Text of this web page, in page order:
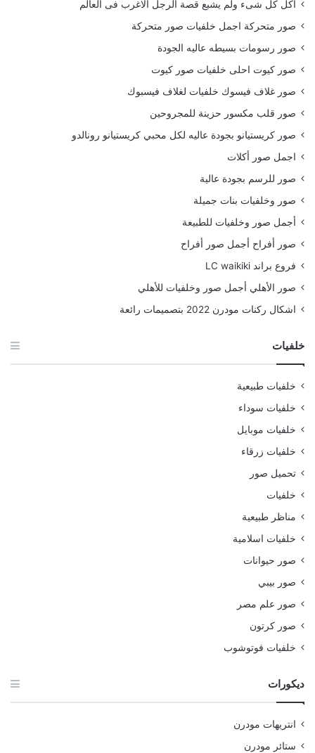
أكل كل شىء ولم يشبع قصة الرجل الاغرب فى العالم
صور متحركة اجمل خلفيات صور متحركة
صور رسومات بسيطه عاليه الجودة
صور كيوت احلى خلفيات صور كيوت
صور غلاف فيسوك خلفيات لغلاف فيسبوك
صور قلب مكسور حزينة للمجروحين
صور كريستيانو بجودة عاليه لكل محبي كريستيانو رونالدو
اجمل صور أكلات
صور للرسم بجودة عالية
صور وخلفيات بنات جميلة
أجمل صور وخلفيات للطبيعة
صور أفراح أجمل صور أفراح
فروع براند LC waikiki
صور الأهلي أجمل صور وخلفيات للأهلي
اشكال ركنات مودرن 2022 بتصميمات رائعة
خلفيات
خلفيات طبيعية
خلفيات سوداء
خلفيات موبايل
خلفيات زرقاء
تحميل صور
خلفيات
مناظر طبيعية
خلفيات اسلامية
صور حيوانات
صور بيبي
صور علم مصر
صور كرتون
خلفيات فوتوشوب
ديكورات
انتريهات مودرن
ستائر مودرن